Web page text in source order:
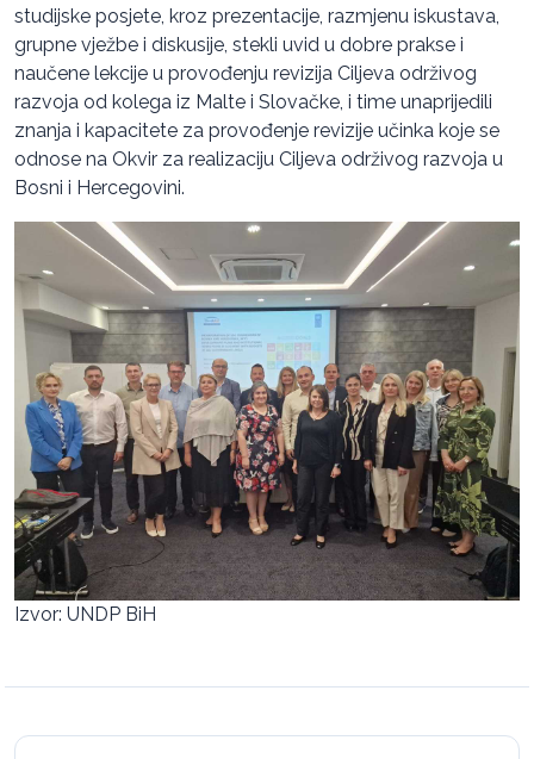
studijske posjete, kroz prezentacije, razmjenu iskustava,
grupne vježbe i diskusije, stekli uvid u dobre prakse i
naučene lekcije u provođenju revizija Ciljeva održivog
razvoja od kolega iz Malte i Slovačke, i time unaprijedili
znanja i kapacitete za provođenje revizije učinka koje se
odnose na Okvir za realizaciju Ciljeva održivog razvoja u
Bosni i Hercegovini.
Izvor: UNDP BiH